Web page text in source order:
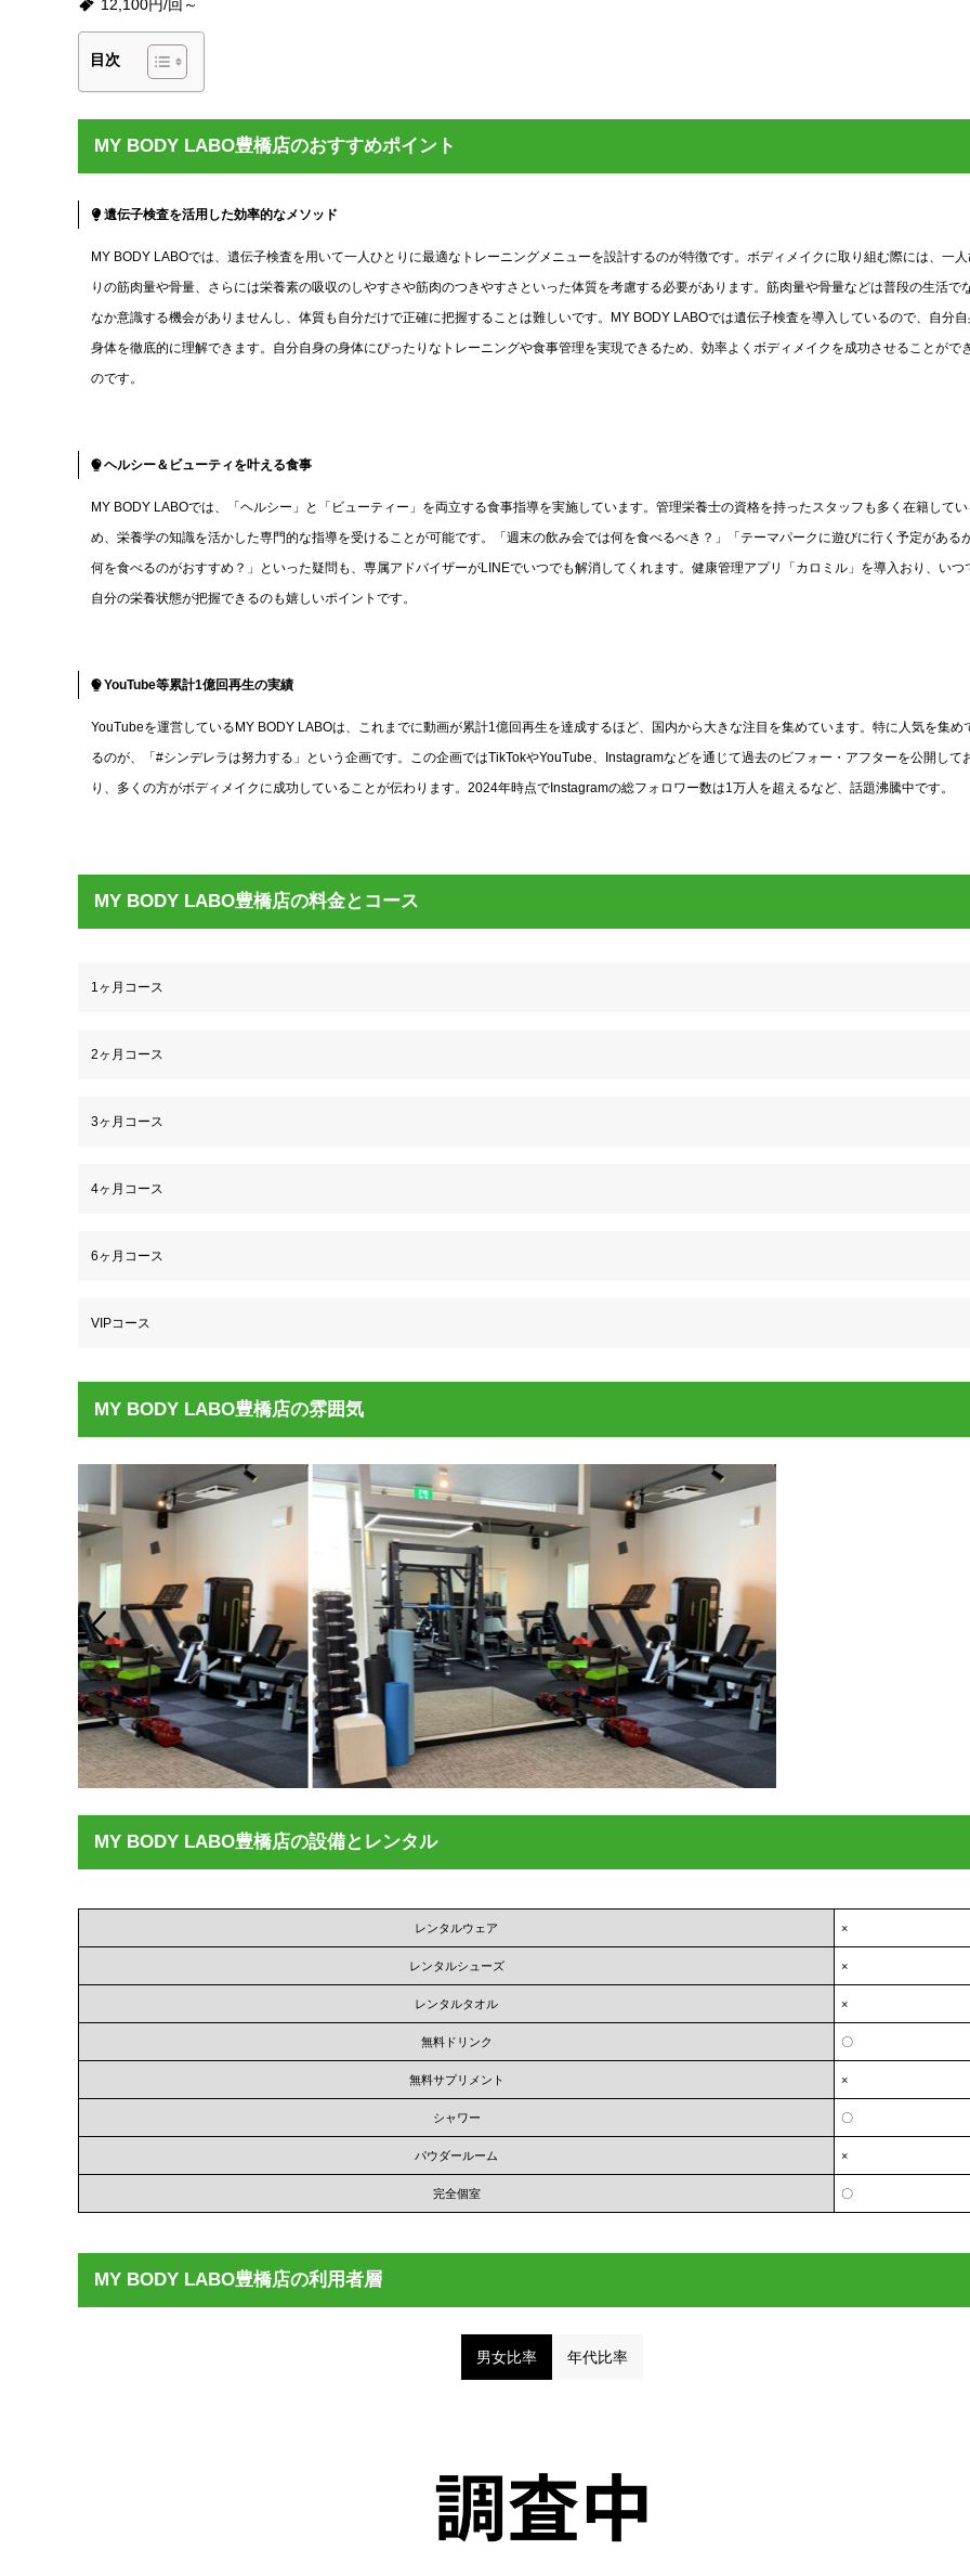
12,100円/回～
目次
MY BODY LABO豊橋店のおすすめポイント
遺伝子検査を活用した効率的なメソッド
MY BODY LABOでは、遺伝子検査を用いて一人ひとりに最適なトレーニングメニューを設計するのが特徴です。ボディメイクに取り組む際には、一
りの筋肉量や骨量、さらには栄養素の吸収のしやすさや筋肉のつきやすさといった体質を考慮する必要があります。筋肉量や骨量などは普段の生活で
なか意識する機会がありませんし、体質も自分だけで正確に把握することは難しいです。MY BODY LABOでは遺伝子検査を導入しているので、自分
身体を徹底的に理解できます。自分自身の身体にぴったりなトレーニングや食事管理を実現できるため、効率よくボディメイクを成功させることがで
のです。
ヘルシー＆ビューティを叶える食事
MY BODY LABOでは、「ヘルシー」と「ビューティー」を両立する食事指導を実施しています。管理栄養士の資格を持ったスタッフも多く在籍して
め、栄養学の知識を活かした専門的な指導を受けることが可能です。「週末の飲み会では何を食べるべき？」「テーマパークに遊びに行く予定がある
何を食べるのがおすすめ？」といった疑問も、専属アドバイザーがLINEでいつでも解消してくれます。健康管理アプリ「カロミル」を導入おり、いつ
自分の栄養状態が把握できるのも嬉しいポイントです。
YouTube等累計1億回再生の実績
YouTubeを運営しているMY BODY LABOは、これまでに動画が累計1億回再生を達成するほど、国内から大きな注目を集めています。特に人気を集め
るのが、「#シンデレラは努力する」という企画です。この企画ではTikTokやYouTube、Instagramなどを通じて過去のビフォー・アフターを公開して
り、多くの方がボディメイクに成功していることが伝わります。2024年時点でInstagramの総フォロワー数は1万人を超えるなど、話題沸騰中です。
MY BODY LABO豊橋店の料金とコース
1ヶ月コース
2ヶ月コース
3ヶ月コース
4ヶ月コース
6ヶ月コース
VIPコース
MY BODY LABO豊橋店の雰囲気
MY BODY LABO豊橋店の設備とレンタル
レンタルウェア ×
レンタルシューズ ×
レンタルタオル ×
無料ドリンク 〇
無料サプリメント ×
シャワー 〇
パウダールーム ×
完全個室 〇
MY BODY LABO豊橋店の利用者層
男女比率 年代比率